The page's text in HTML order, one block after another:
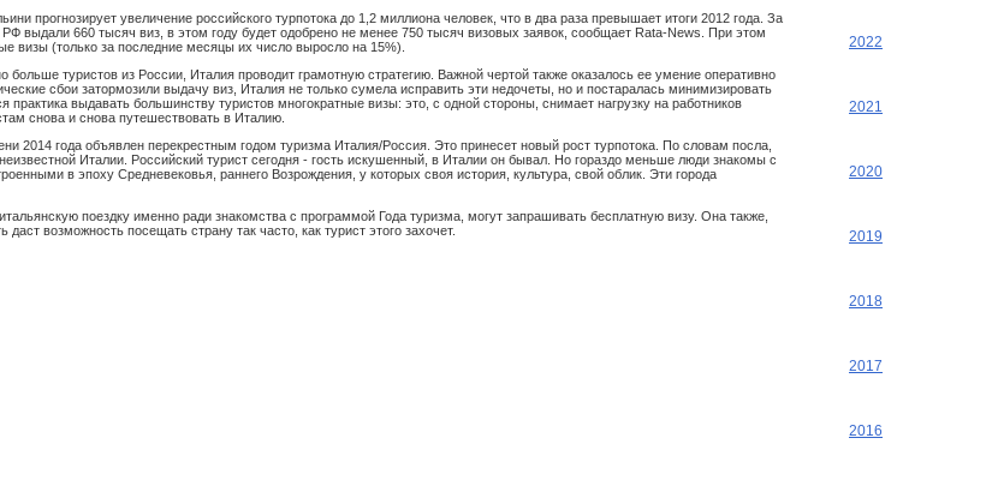
прогнозирует увеличение российского турпотока до 1,2 миллиона человек, что в два раза превышает итоги 2012 года. За
выдали 660 тысяч виз, в этом году будет одобрено не менее 750 тысяч визовых заявок, сообщает Rata-News. При этом
визы (только за последние месяцы их число выросло на 15%).
больше туристов из России, Италия проводит грамотную стратегию. Важной чертой также оказалось ее умение оперативно
сбои затормозили выдачу виз, Италия не только сумела исправить эти недочеты, но и постаралась минимизировать
выдавать большинству туристов многократные визы: это, с одной стороны, снимает нагрузку на работников
снова и снова путешествовать в Италию.
2014 года объявлен перекрестным годом туризма Италия/Россия. Это принесет новый рост турпотока. По словам посла,
неизвестной Италии. Российский турист сегодня - гость искушенный, в Италии он бывал. Но гораздо меньше люди знакомы с
в эпоху Средневековья, раннего Возрождения, у которых своя история, культура, свой облик. Эти города
поездку именно ради знакомства с программой Года туризма, могут запрашивать бесплатную визу. Она также,
даст возможность посещать страну так часто, как турист этого захочет.
2022
2021
2020
2019
2018
2017
2016